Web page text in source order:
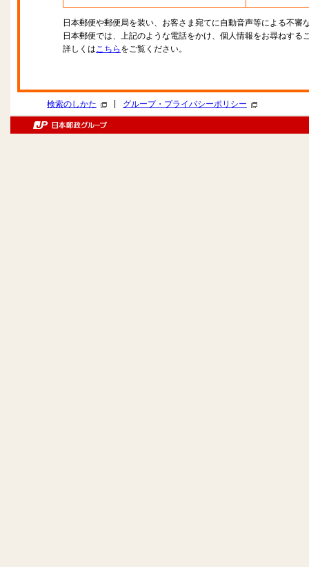
日本郵便や郵便局を装い、お客さま宛てに自動音声等による不審
日本郵便では、上記のような電話をかけ、個人情報をお尋ねする
詳しくはこちら をご覧ください。
検索のしかた グループ・プライバシーポリシー